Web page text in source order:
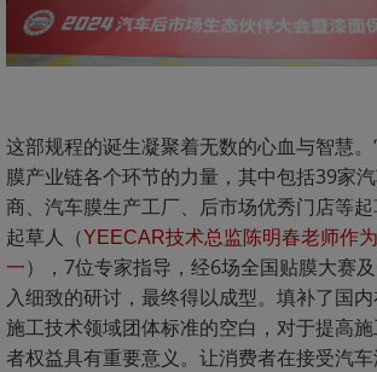
这部规程的诞生凝聚着无数的心血与智慧
膜产业链各个环节的力量，其中包括39家
商、汽车膜生产工厂、后市场优秀门店等
起草人（YEECAR技术总监陈明春老师作
一），7位专家指导，经6场全国贴膜大赛
入细致的研讨，最终得以成型。填补了国
施工技术领域团体标准的空白，对于提高
者权益具有重要意义。让消费者在接受汽